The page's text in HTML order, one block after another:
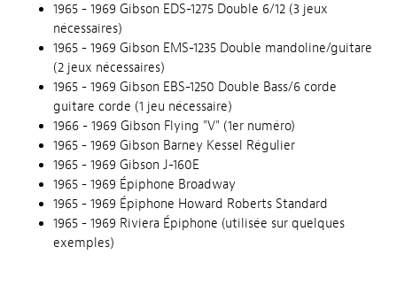
1965 - 1969 Gibson EDS-1275 Double 6/12 (3 jeux
nécessaires)
1965 - 1969 Gibson EMS-1235 Double mandoline/guitare
(2 jeux nécessaires)
1965 - 1969 Gibson EBS-1250 Double Bass/6 corde
guitare corde (1 jeu nécessaire)
1966 - 1969 Gibson Flying "V" (1er numéro)
1965 - 1969 Gibson Barney Kessel Régulier
1965 - 1969 Gibson J-160E
1965 - 1969 Épiphone Broadway
1965 - 1969 Épiphone Howard Roberts Standard
1965 - 1969 Riviera Épiphone (utilisée sur quelques
exemples)